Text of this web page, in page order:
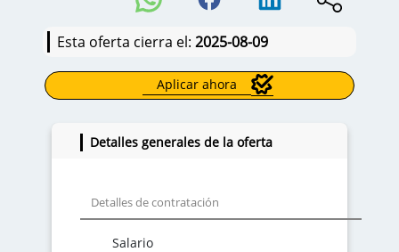
Esta oferta cierra el: 2025-08-09
Aplicar ahora
Detalles generales de la oferta
Detalles de contratación
Salario